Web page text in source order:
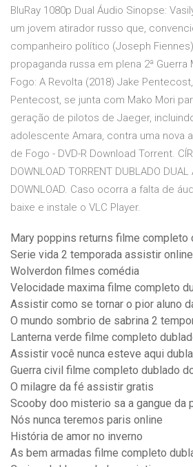
BluRay 1080p Dual Áudio Sinopse:
um jovem atirador russo que,
companheiro político (Joseph
propaganda russa em plena 2ª Guerra
Fogo: A Revolta (2018) Jake
Pentecost, se junta com Mako Mori
geração de pilotos de Jaeger,
adolescente Amara, contra uma nova
de Fogo - DVD-R Download Torrent.
DOWNLOAD TORRENT DUBLADO DUAL
DOWNLOAD. Caso ocorra a falta de
baixe e instale o VLC Player.
Mary poppins returns filme completo
Serie vida 2 temporada assistir online
Wolverdon filmes comédia
Velocidade maxima filme completo
Assistir como se tornar o pior aluno
O mundo sombrio de sabrina 2
Lanterna verde filme completo
Assistir você nunca esteve aqui
Guerra civil filme completo dublado
O milagre da fé assistir gratis
Scooby doo misterio sa a gangue da
Nós nunca teremos paris online
História de amor no inverno
As bem armadas filme completo